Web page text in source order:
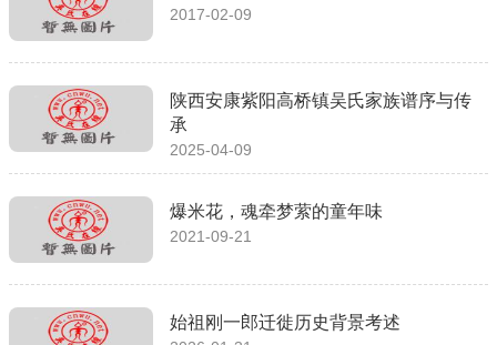
2017-02-09
陕西安康紫阳高桥镇吴氏家族谱序与传
承
2025-04-09
爆米花，魂牵梦萦的童年味
2021-09-21
始祖刚一郎迁徙历史背景考述